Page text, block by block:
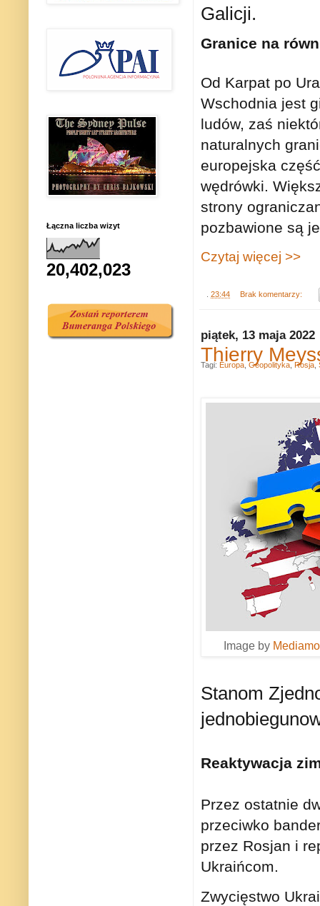
Galicji.
Granice na
Od Karpat po
Wschodnia jest
ludów, zaś
naturalnych
europejska
wędrówki.
strony
pozbawione są
Czytaj więcej >>
23:44 Brak komentarzy:
piątek, 13 maja 2022
Thierry
Image by
Stanom
Reaktywacja
Przez ostatnie
przeciwko
przez Rosjan i
Ukraińcom.
Zwycięstwo
Tagi: Europa Geopolityka Rosja
Łączna liczba wizyt
20,402,023